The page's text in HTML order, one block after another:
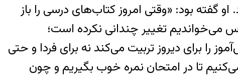
گفته بود: «وقتی امروز کتاب‌های درسی را باز
تغییر چندانی نکرده است؛
درسی ما دانش‌آموز را برای دیروز تربیت می‌کند نه برای فردا و حتی
تا در امتحان نمره خوب بگیریم و چون